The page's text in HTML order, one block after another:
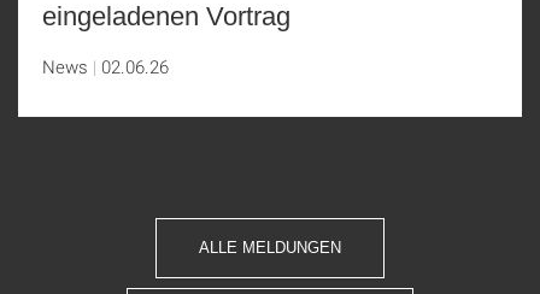
eingeladenen Vortrag
News 02.06.26
ALLE MELDUNGEN